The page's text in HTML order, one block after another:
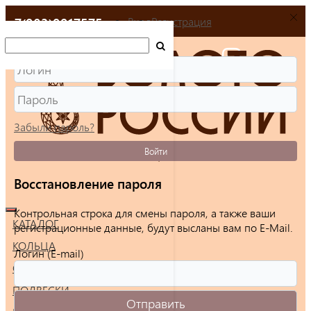
+7(903)9917575
КАТАЛОГ
КОЛЬЦА
СЕРЬГИ
ПОДВЕСКИ
ВходРегистрация
Забыли пароль?
Войти
Восстановление пароля
Контрольная строка для смены пароля, а также ваши
регистрационные данные, будут высланы вам по E-Mail.
Логин (E-mail)